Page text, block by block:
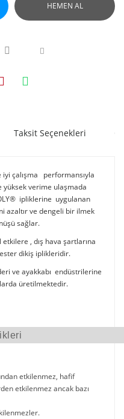
HEMEN AL
Taksit Seçenekleri
iyi çalışma performansıyla
verime ulaşmada
ipliklerine uygulanan
azaltır ve dengeli bir ilmek
sağlar.
, dış hava şartlarına
dikiş iplikleridir.
ve ayakkabı endüstrilerine
üretilmektedir.
etkilenmez, hafif
etkilenmez ancak bazı